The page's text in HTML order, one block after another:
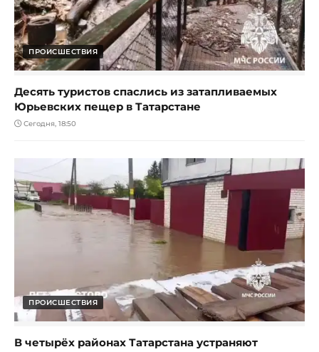
ПРОИСШЕСТВИЯ
Десять туристов спаслись из затапливаемых
Юрьевских пещер в Татарстане
Сегодня, 18:50
ПРОИСШЕСТВИЯ
В четырёх районах Татарстана устраняют